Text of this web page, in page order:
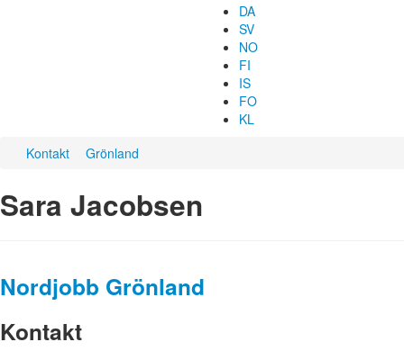
DA
SV
NO
FI
IS
FO
KL
Kontakt
Grönland
Sara Jacobsen
Nordjobb Grönland
Kontakt